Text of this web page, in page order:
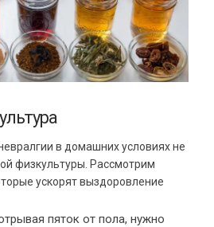
в домашних условиях не
физкультуры. Рассмотрим
ускорят выздоровление
пяток от пола, нужно